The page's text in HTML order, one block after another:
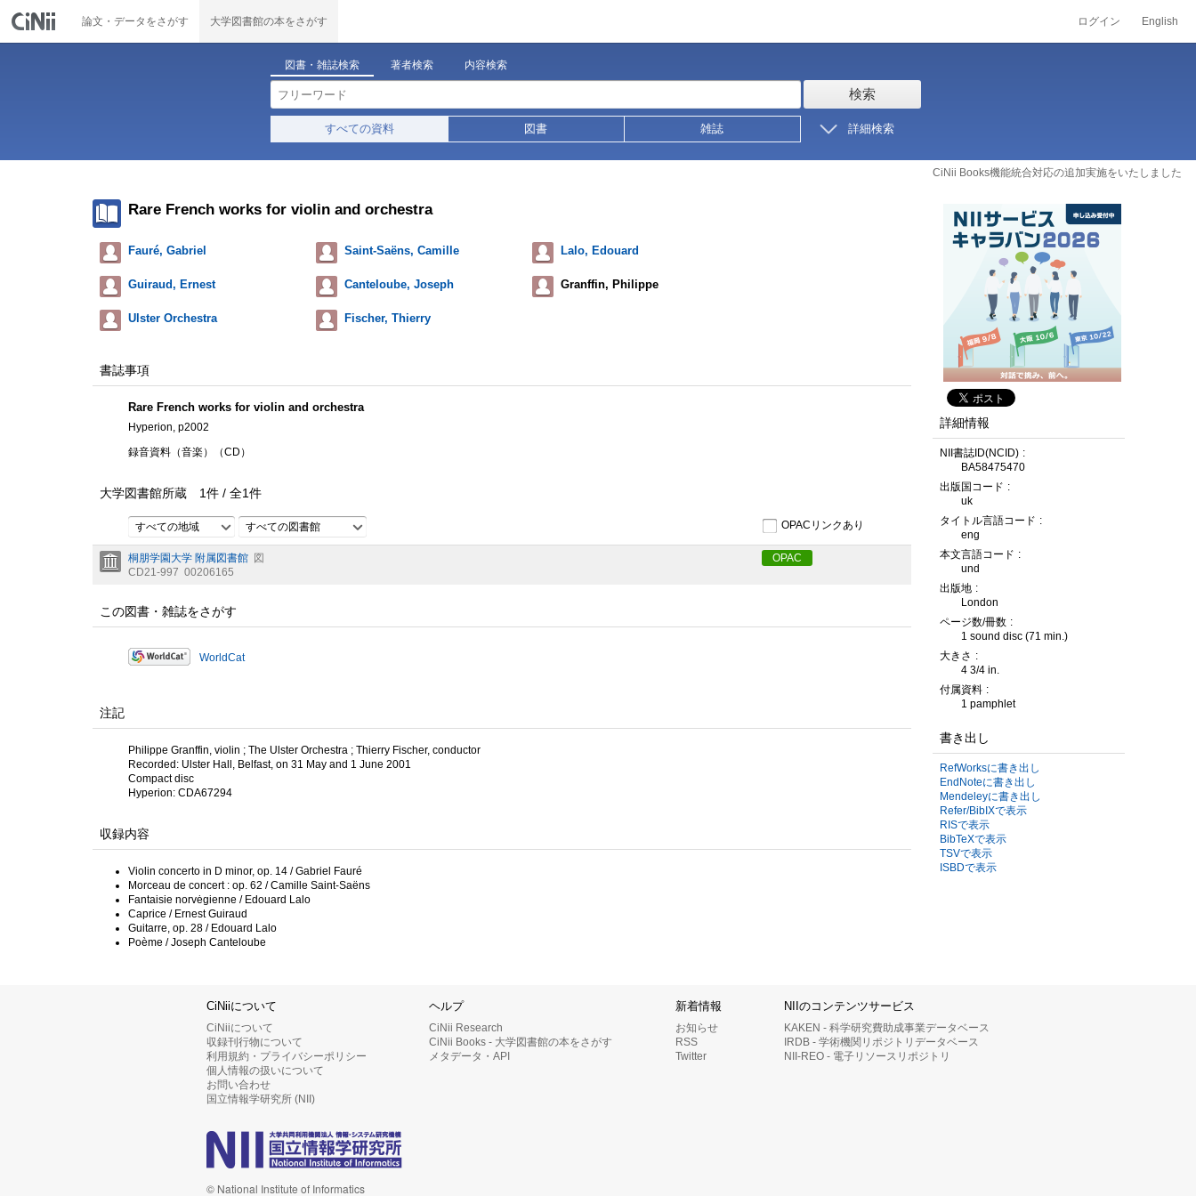
論文・データをさがす 大学図書館の本をさがす ログイン English
図書・雑誌検索 著者検索 内容検索
検索
すべての資料 図書 雑誌 詳細検索
CiNii Books機能統合対応の追加実施をいたしました
Rare French works for violin and orchestra
Fauré, Gabriel Saint-Saëns, Camille Lalo, Edouard
Guiraud, Ernest Canteloube, Joseph Granffin, Philippe
Ulster Orchestra Fischer, Thierry
書誌事項
Rare French works for violin and orchestra
Hyperion, p2002
録音資料（音楽）（CD）
大学図書館所蔵 1件 / 全1件
すべての地域 すべての図書館 OPACリンクあり
桐朋学園大学 附属図書館 図
CD21-997 00206165
OPAC
この図書・雑誌をさがす
WorldCat
注記
Philippe Granffin, violin ; The Ulster Orchestra ; Thierry Fischer, conductor
Recorded: Ulster Hall, Belfast, on 31 May and 1 June 2001
Compact disc
Hyperion: CDA67294
収録内容
Violin concerto in D minor, op. 14 / Gabriel Fauré
Morceau de concert : op. 62 / Camille Saint-Saëns
Fantaisie norvėgienne / Edouard Lalo
Caprice / Ernest Guiraud
Guitarre, op. 28 / Edouard Lalo
Poème / Joseph Canteloube
詳細情報
NII書誌ID(NCID)
BA58475470
出版国コード
uk
タイトル言語コード
eng
本文言語コード
und
出版地
London
ページ数/冊数
1 sound disc (71 min.)
大きさ
4 3/4 in.
付属資料
1 pamphlet
書き出し
RefWorksに書き出し
EndNoteに書き出し
Mendeleyに書き出し
Refer/BibIXで表示
RISで表示
BibTeXで表示
TSVで表示
ISBDで表示
CiNiiについて
CiNiiについて
収録刊行物について
利用規約・プライバシーポリシー
個人情報の扱いについて
お問い合わせ
国立情報学研究所 (NII)
ヘルプ
CiNii Research
CiNii Books - 大学図書館の本をさがす
メタデータ・API
新着情報
お知らせ
RSS
Twitter
NIIのコンテンツサービス
KAKEN - 科学研究費助成事業データベース
IRDB - 学術機関リポジトリデータベース
NII-REO - 電子リソースリポジトリ
© National Institute of Informatics